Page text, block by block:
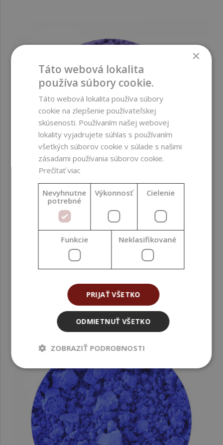
Ultramarín, fialový, modrý podtón, 50 g
5,24 €
(104,80 € / kg)
×
Táto webová lokalita
používa súbory cookie.
Táto webová lokalita používa súbory
cookie na zlepšenie používateľskej
skúsenosti. Používaním našej webovej
lokality vyjadrujete súhlas s používaním
všetkých súborov cookie v súlade s našimi
zásadami používania súborov cookie.
Prečítať viac
Nevyhnutne
potrebné
Výkonnosť Cielenie
Funkcie Neklasifikované
PRIJAŤ VŠETKO
ODMIETNUŤ VŠETKO
ZOBRAZIŤ PODROBNOSTI